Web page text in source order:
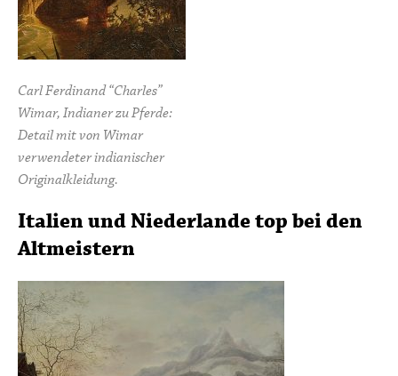
Carl Ferdinand “Charles”
Wimar, Indianer zu Pferde:
Detail mit von Wimar
verwendeter indianischer
Originalkleidung.
Italien und Niederlande top bei den
Altmeistern